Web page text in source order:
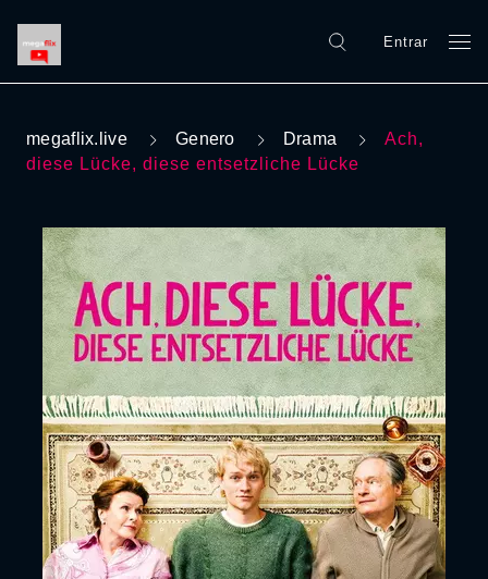
Entrar
megaflix.live Genero Drama
Ach,
diese Lücke, diese entsetzliche Lücke